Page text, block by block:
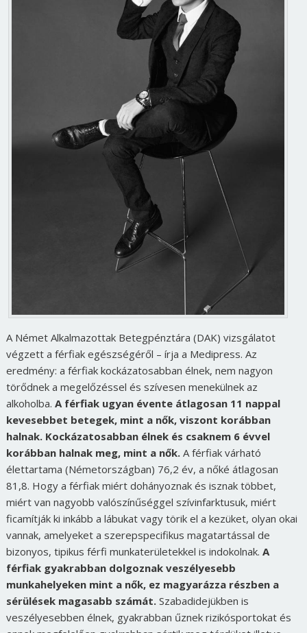
A Német Alkalmazottak Betegpénztára (DAK) vizsgálatot
végzett a férfiak egészségéről – írja a Medipress. Az
eredmény: a férfiak kockázatosabban élnek, nem nagyon
törődnek a megelőzéssel és szívesen menekülnek az
alkoholba. A férfiak ugyan évente átlagosan 11 nappal
kevesebbet betegek, mint a nők, viszont korábban
halnak. Kockázatosabban élnek és csaknem 6 évvel
korábban halnak meg, mint a nők.A férfiak várható
élettartama (Németországban) 76,2 év, a nőké átlagosan
81,8. Hogy a férfiak miért dohányoznak és isznak többet,
miért van nagyobb valószínűséggel szívinfarktusuk, miért
ficamítják ki inkább a lábukat vagy törik el a kezüket, olyan okai
vannak, amelyeket a szerepspecifikus magatartással de
bizonyos, tipikus férfi munkaterületekkel is indokolnak. A
férfiak gyakrabban dolgoznak veszélyesebb
munkahelyeken mint a nők, ez magyarázza részben a
sérülések magasabb számát.Szabadidejükben is
veszélyesebben élnek, gyakrabban űznek rizikósportokat és